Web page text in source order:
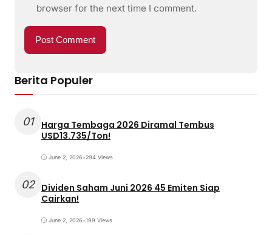
browser for the next time I comment.
Berita Populer
01
Harga Tembaga 2026 Diramal Tembus
USD13.735/Ton!
June 2, 2026•294 Views
02 Dividen Saham Juni 2026 45 Emiten Siap
Cairkan!
June 2, 2026•199 Views